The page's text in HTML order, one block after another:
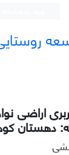
اراضی
دهستان